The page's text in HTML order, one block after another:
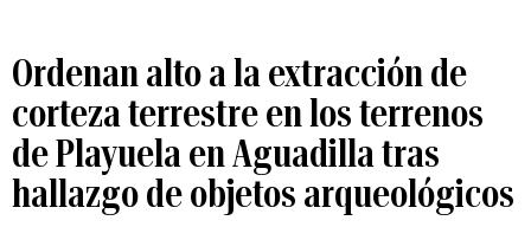
Ordenan alto a la extracción de
corteza terrestre en los terrenos
de Playuela en Aguadilla tras
hallazgo de objetos arqueológicos